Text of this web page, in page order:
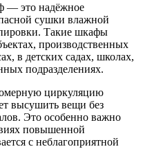
это надёжное
сушки влажной
Такие шкафы
производственных
в детских садах, школах,
подразделениях.
циркуляцию
высушить вещи без
Это особенно важно
повышенной
с неблагоприятной